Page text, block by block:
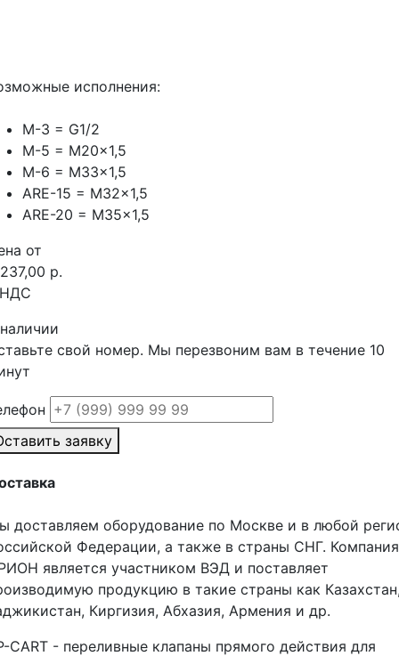
исполнения:
M-3 = G1/2
M-5 = M20x1,5
M-6 = M33x1,5
ARE-15 = M32x1,5
ARE-20 = M35x1,5
от
р.
свой номер. Мы перезвоним вам в течение 10
заявку
доставляем оборудование по Москве и в любой
Федерации, а также в страны СНГ. Компания
является участником ВЭД и поставляет
продукцию в такие страны как
Киргизия, Абхазия, Армения и др.
CART - переливные клапаны прямого действия для